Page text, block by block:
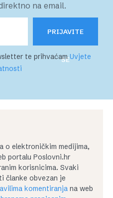
na email.
PRIJAVITE
SE
te prihvaćamUvjete
o elektroničkim medijima,
portalu Poslovni.hr
korisnicima. Svaki
članke obvezan je
komentiranja na web